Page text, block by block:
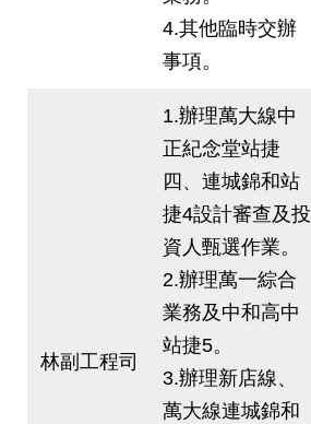
4.其他臨時交辦
事項。
林副工程司
1.辦理萬大線中
正紀念堂站捷
四、連城錦和站
捷4設計審查及投
資人甄選作業。
2.辦理萬一綜合
業務及中和高中
站捷5。
3.辦理新店線、
萬大線連城錦和